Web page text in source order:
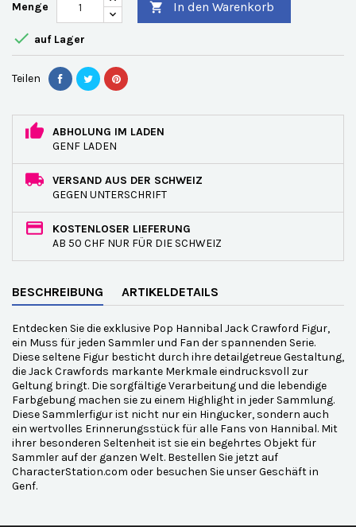
Menge  In den Warenkorb
 auf Lager
Teilen
ABHOLUNG IM LADEN
GENF LADEN
VERSAND AUS DER SCHWEIZ
GEGEN UNTERSCHRIFT
KOSTENLOSER LIEFERUNG
AB 50 CHF NUR FÜR DIE SCHWEIZ
BESCHREIBUNG ARTIKELDETAILS
Entdecken Sie die exklusive Pop Hannibal Jack Crawford Figur,
ein Muss für jeden Sammler und Fan der spannenden Serie.
Diese seltene Figur besticht durch ihre detailgetreue Gestaltung,
die Jack Crawfords markante Merkmale eindrucksvoll zur
Geltung bringt. Die sorgfältige Verarbeitung und die lebendige
Farbgebung machen sie zu einem Highlight in jeder Sammlung.
Diese Sammlerfigur ist nicht nur ein Hingucker, sondern auch
ein wertvolles Erinnerungsstück für alle Fans von Hannibal. Mit
ihrer besonderen Seltenheit ist sie ein begehrtes Objekt für
Sammler auf der ganzen Welt. Bestellen Sie jetzt auf
CharacterStation.com oder besuchen Sie unser Geschäft in
Genf.